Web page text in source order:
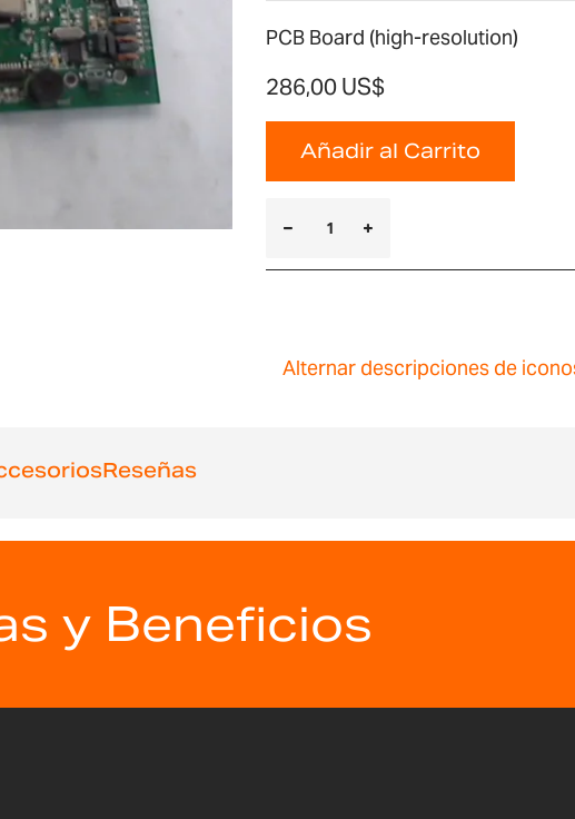
PCB Board (high-resolution)
286,00 US$
Añadir al Carrito
Alternar descripciones de
Reseñas
y Beneficios